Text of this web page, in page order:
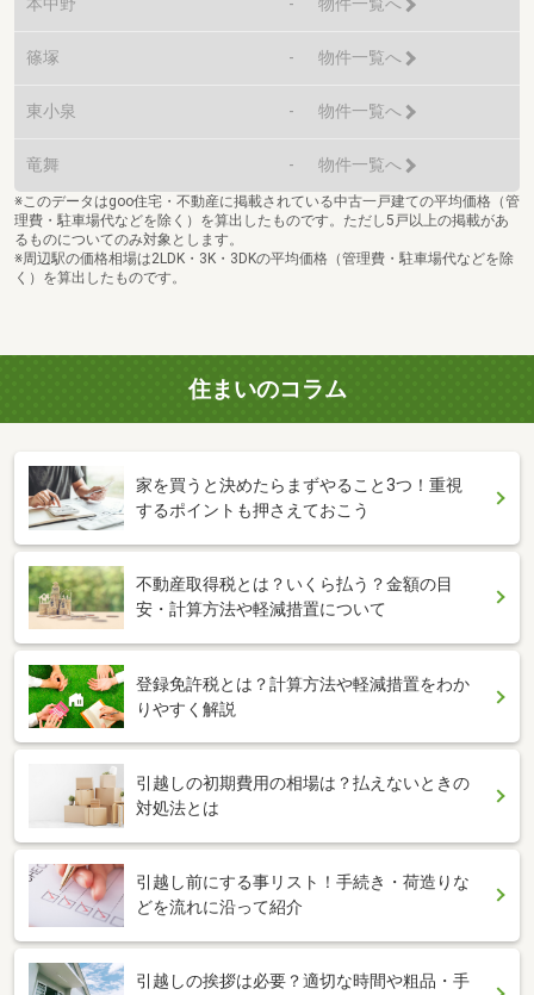
篠塚 - 物件一覧へ
東小泉 - 物件一覧へ
竜舞 - 物件一覧へ
※このデータはgoo住宅・不動産に掲載されている中古一戸建ての平均価格（管
理費・駐車場代などを除く）を算出したものです。ただし5戸以上の掲載があ
るものについてのみ対象とします。
※周辺駅の価格相場は2LDK・3K・3DKの平均価格（管理費・駐車場代などを除
く）を算出したものです。
住まいのコラム
家を買うと決めたらまずやること3つ！重視
するポイントも押さえておこう
不動産取得税とは？いくら払う？金額の目
安・計算方法や軽減措置について
登録免許税とは？計算方法や軽減措置をわか
りやすく解説
引越しの初期費用の相場は？払えないときの
対処法とは
引越し前にする事リスト！手続き・荷造りな
どを流れに沿って紹介
引越しの挨拶は必要？適切な時間や粗品・手